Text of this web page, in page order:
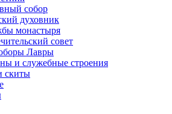
собор
духовник
монастыря
совет
Лавры
и служебные строения
скиты